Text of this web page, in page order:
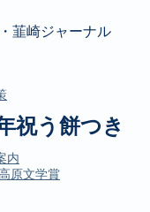
韮崎ジャーナル
内
原文学賞
祝う餅つき